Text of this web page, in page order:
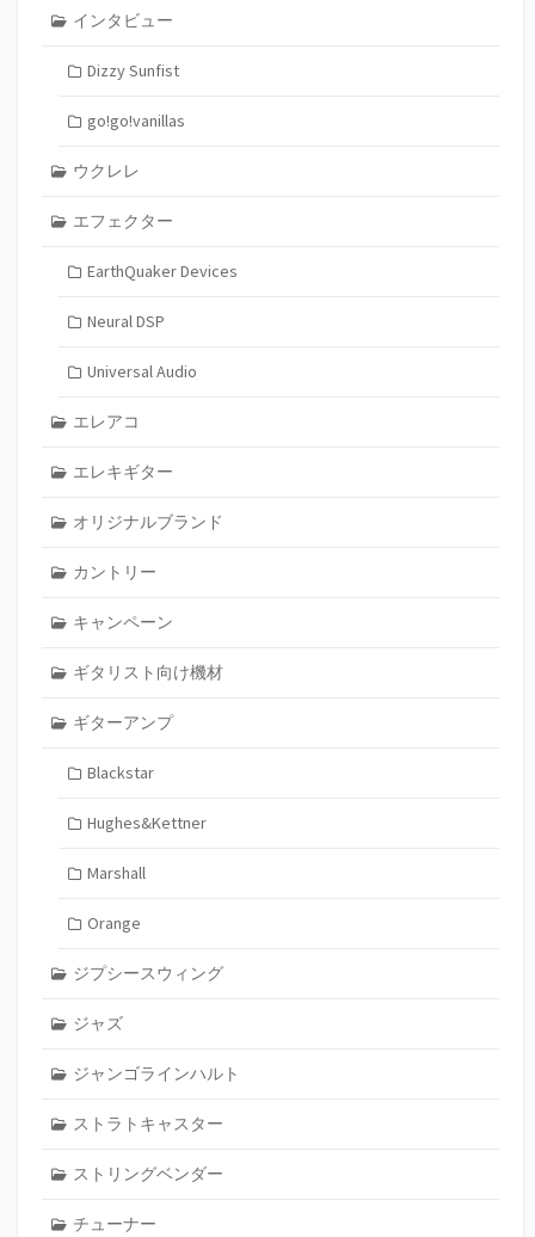
インタビュー
Dizzy Sunfist
go!go!vanillas
ウクレレ
エフェクター
EarthQuaker Devices
Neural DSP
Universal Audio
エレアコ
エレキギター
オリジナルブランド
カントリー
キャンペーン
ギタリスト向け機材
ギターアンプ
Blackstar
Hughes&Kettner
Marshall
Orange
ジプシースウィング
ジャズ
ジャンゴラインハルト
ストラトキャスター
ストリングベンダー
チューナー